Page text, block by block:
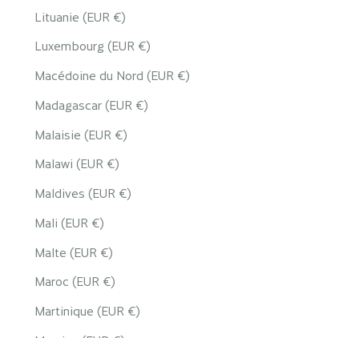
Lituanie (EUR €)
Luxembourg (EUR €)
Macédoine du Nord (EUR €)
Madagascar (EUR €)
Malaisie (EUR €)
Malawi (EUR €)
Maldives (EUR €)
Mali (EUR €)
Malte (EUR €)
Maroc (EUR €)
Martinique (EUR €)